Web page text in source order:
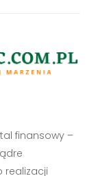
finansowy –
realizacji